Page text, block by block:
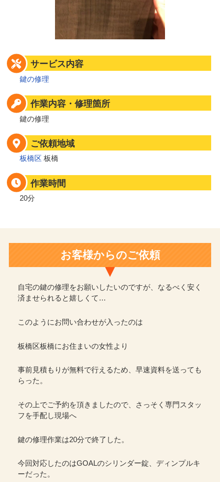
サービス内容
鍵の修理
作業内容・修理箇所
鍵の修理
ご依頼地域
板橋区 板橋
作業時間
20分
お客様からのご依頼
自宅の鍵の修理をお願いしたいのですが、なるべく安く
済ませられると嬉しくて…
このようにお問い合わせが入ったのは
板橋区板橋にお住まいの女性より
事前見積もりが無料で行えるため、早速資料を送っても
らった。
その上でご予約を頂きましたので、さっそく専門スタッ
フを手配し現場へ
鍵の修理作業は20分で終了した。
今回対応したのはGOALのシリンダー錠、ディンプルキ
ーだった。